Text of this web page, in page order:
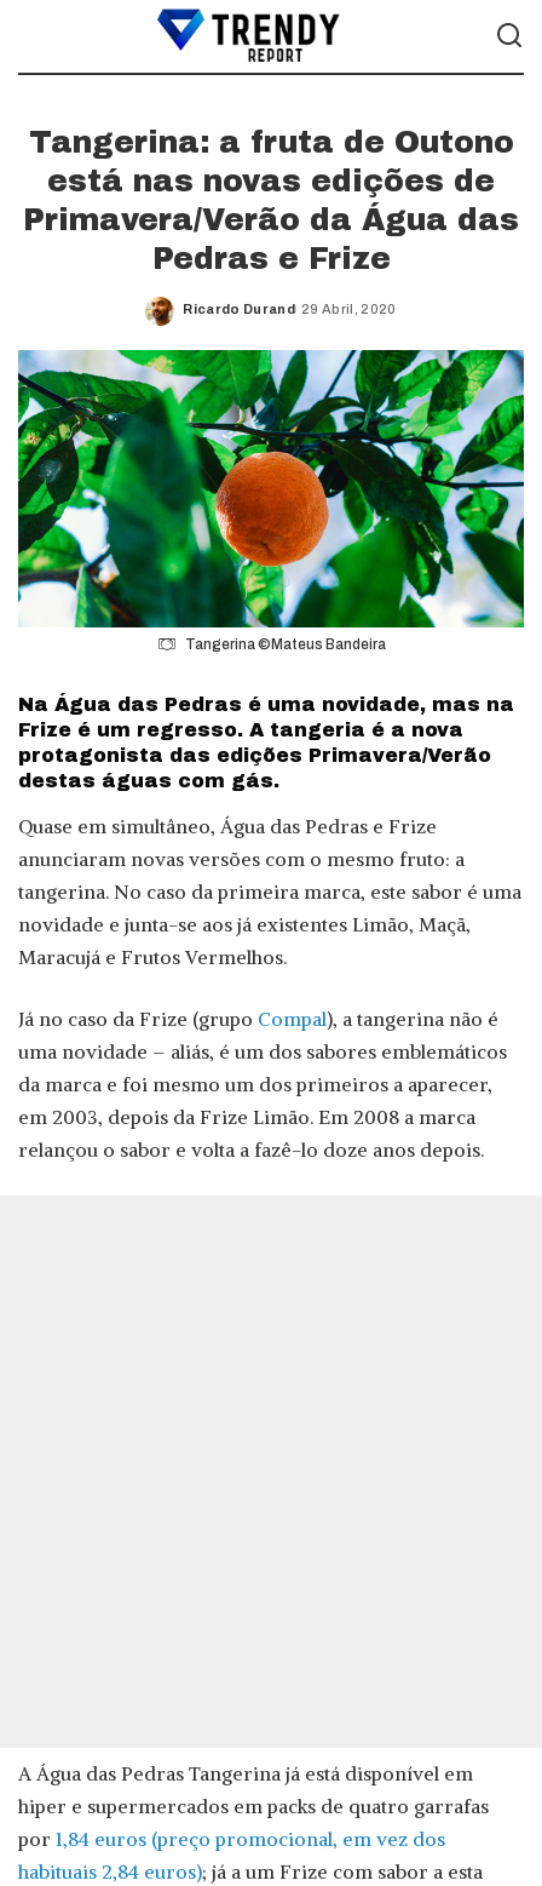
Tangerina: a fruta de Outono
está nas novas edições de
Primavera/Verão da Água das
Pedras e Frize
Posted
Ricardo Durand 29 Abril, 2020
Tangerina ©Mateus Bandeira
Na Água das Pedras é uma novidade, mas na
Frize é um regresso. A tangeria é a nova
protagonista das edições Primavera/Verão
destas águas com gás.
Quase em simultâneo, Água das Pedras e Frize
anunciaram novas versões com o mesmo fruto: a
tangerina. No caso da primeira marca, este sabor é uma
novidade e junta-se aos já existentes Limão, Maçã,
Maracujá e Frutos Vermelhos.
Já no caso da Frize (grupo Compal), a tangerina não é
uma novidade – aliás, é um dos sabores emblemáticos
da marca e foi mesmo um dos primeiros a aparecer,
em 2003, depois da Frize Limão. Em 2008 a marca
relançou o sabor e volta a fazê-lo doze anos depois.
A Água das Pedras Tangerina já está disponível em
hiper e supermercados em packs de quatro garrafas
por 1,84 euros (preço promocional, em vez dos
habituais 2,84 euros); já a um Frize com sabor a esta